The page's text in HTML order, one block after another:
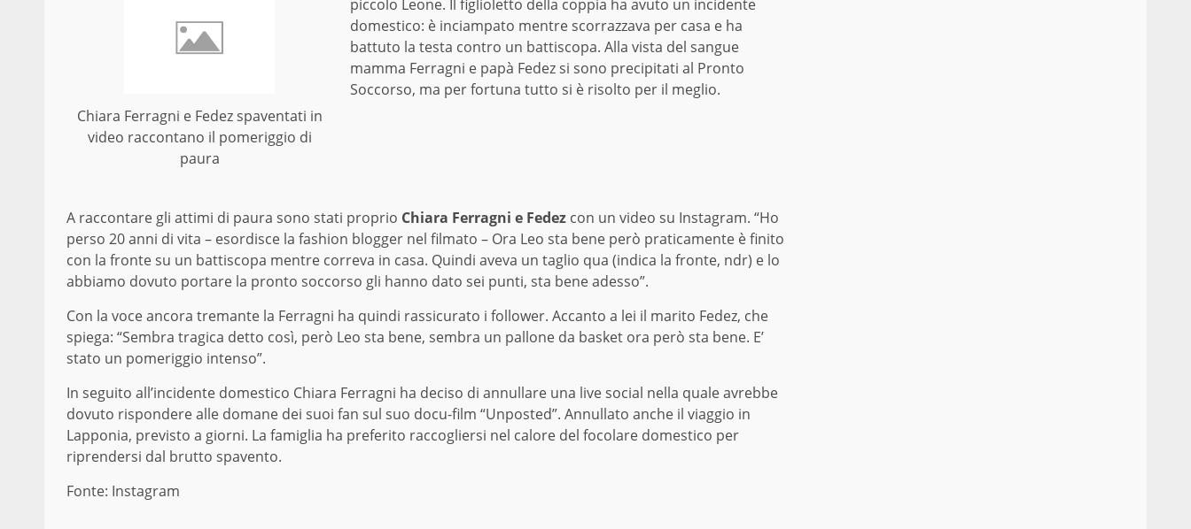
Chiara Ferragni e Fedez spaventati in
video raccontano il pomeriggio di
paura
piccolo Leone. Il figlioletto della coppia ha avuto un incidente
domestico: è inciampato mentre scorrazzava per casa e ha
battuto la testa contro un battiscopa. Alla vista del sangue
mamma Ferragni e papà Fedez si sono precipitati al Pronto
Soccorso, ma per fortuna tutto si è risolto per il meglio.
A raccontare gli attimi di paura sono stati proprio Chiara Ferragni e Fedez con un video su Instagram. “Ho
perso 20 anni di vita – esordisce la fashion blogger nel filmato – Ora Leo sta bene però praticamente è finito
con la fronte su un battiscopa mentre correva in casa. Quindi aveva un taglio qua (indica la fronte, ndr) e lo
abbiamo dovuto portare la pronto soccorso gli hanno dato sei punti, sta bene adesso”.
Con la voce ancora tremante la Ferragni ha quindi rassicurato i follower. Accanto a lei il marito Fedez, che
spiega: “Sembra tragica detto così, però Leo sta bene, sembra un pallone da basket ora però sta bene. E’
stato un pomeriggio intenso”.
In seguito all’incidente domestico Chiara Ferragni ha deciso di annullare una live social nella quale avrebbe
dovuto rispondere alle domane dei suoi fan sul suo docu-film “Unposted”. Annullato anche il viaggio in
Lapponia, previsto a giorni. La famiglia ha preferito raccogliersi nel calore del focolare domestico per
riprendersi dal brutto spavento.
Fonte: Instagram